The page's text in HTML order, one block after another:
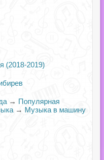
(2018-2019)
→ Популярная
→ Музыка в машину